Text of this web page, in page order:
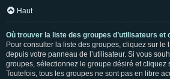
Haut
Où trouver la liste des groupes d’utilisateurs et
Pour consulter la liste des groupes, cliquez sur le
depuis votre panneau de l’utilisateur. Si vous
groupes, sélectionnez le groupe désiré et cliquez
Toutefois, tous les groupes ne sont pas en libre